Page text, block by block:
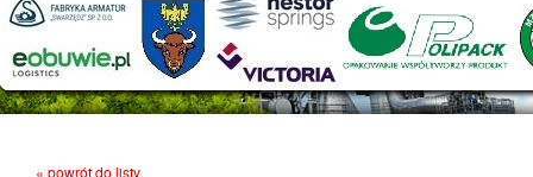
« powrót do listy